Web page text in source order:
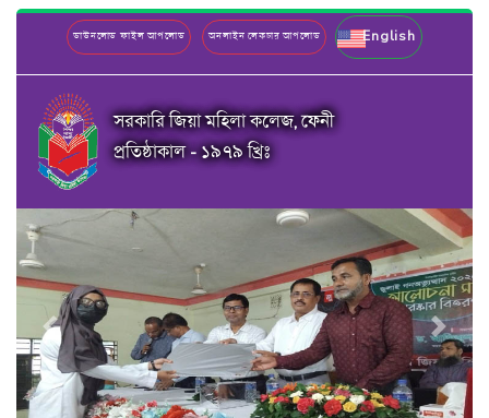
ডাউনলোড ফাইল আপলোড অনলাইন লেকচার আপলোড English
সরকারি জিয়া মহিলা কলেজ, ফেনী
প্রতিষ্ঠাকাল - ১৯৭৯ খ্রিঃ
Previous Next